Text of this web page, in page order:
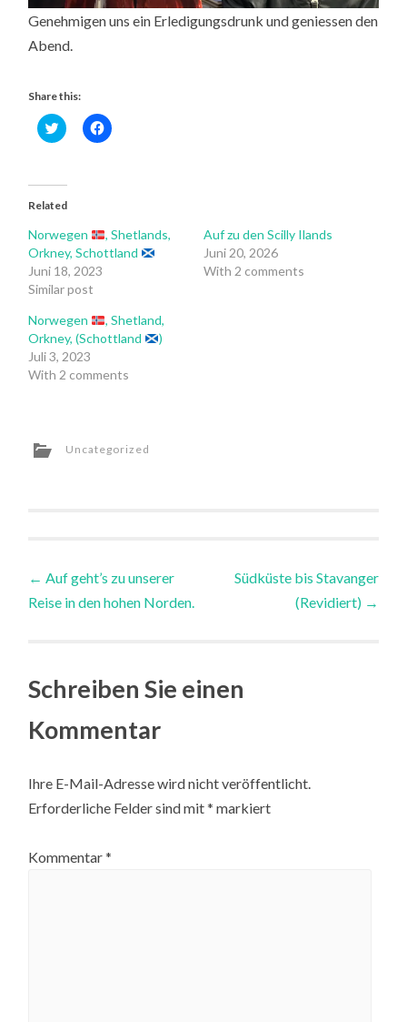
Genehmigen uns ein Erledigungsdrunk und geniessen den
Abend.
Share this:
Click
to
(Opens
new
Click
to
Related
Norwegen
, Shetlands,
Orkney, Schottland
Juni 18, 2023
Similar post
Auf zu den Scilly Ilands
Juni 20, 2026
With 2 comments
Norwegen
, Shetland,
Orkney, (Schottland
)
Juli 3, 2023
With 2 comments
Uncategorized
Post
← Auf geht’s zu unserer
Reise in den hohen Norden.
Südküste bis Stavanger
(Revidiert) →
Schreiben Sie einen
Kommentar
Ihre E-Mail-Adresse wird nicht veröffentlicht.
Erforderliche Felder sind mit* markiert
Kommentar*